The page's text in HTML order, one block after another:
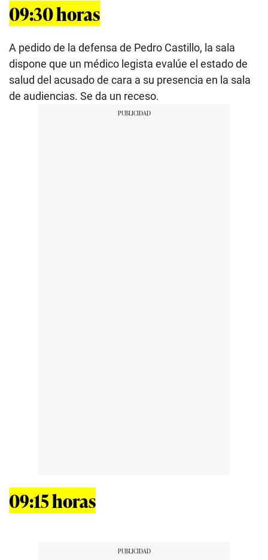
09:30 horas
A pedido de la defensa de Pedro Castillo, la sala
dispone que un médico legista evalúe el estado de
salud del acusado de cara a su presencia en la sala
de audiencias. Se da un receso.
09:15 horas